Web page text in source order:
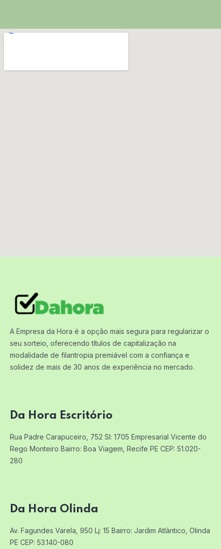
A Empresa da Hora é a opção mais segura para regularizar o
seu sorteio, oferecendo títulos de capitalização na
modalidade de filantropia premiável com a confiança e
solidez de mais de 30 anos de experiência no mercado.
Da Hora Escritório
Rua Padre Carapuceiro, 752 Sl: 1705 Empresarial Vicente do
Rego Monteiro Bairro: Boa Viagem, Recife PE CEP: 51.020-
280
Da Hora Olinda
Av. Fagundes Varela, 950 Lj: 15 Bairro: Jardim Atlântico, Olinda
PE CEP: 53.140-080